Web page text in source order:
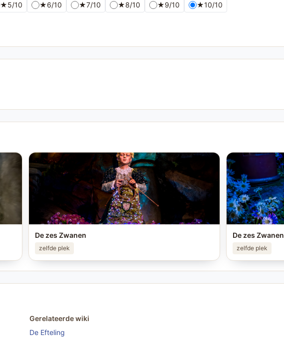
★5/10 ★6/10 ★7/10 ★8/10 ★9/10 ★10/10
De zes Zwanen
zelfde plek
De zes Zwanen
zelfde plek
Gerelateerde wiki
De Efteling